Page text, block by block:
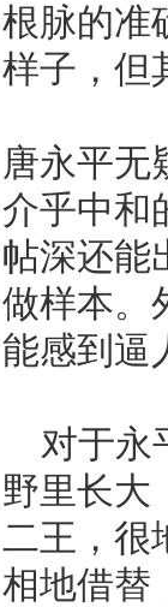
根脉的准
样子，但
唐永平无
介乎中和
帖深还能
做样本。
能感到逼
对于永
野里长大
二王，很
相地借替